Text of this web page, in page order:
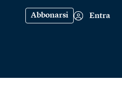
Abbonarsi Entra